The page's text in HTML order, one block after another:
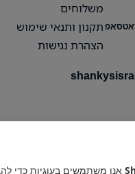
משלוחים
תקנון ותנאי שימוש
הצהרת נגישות
אנו משתמשים בעוגיות כדי